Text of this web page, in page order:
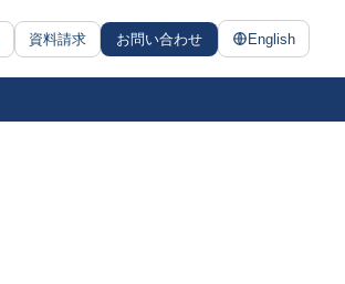
資料請求 お問い合わせ English